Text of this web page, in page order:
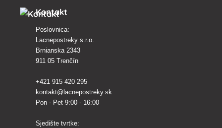
Kontakt
Poslovnica:
Lacnepostreky s.r.o.
Brnianska 2343
911 05 Trenčín
+421 915 420 295
kontakt@lacnepostreky.sk
Pon - Pet 9:00 - 16:00
Sjedište tvrtke: